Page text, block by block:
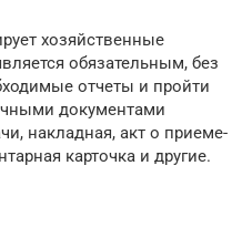
хозяйственные
обязательным, без
отчеты и пройти
документами
накладная, акт о приеме-
карточка и другие.